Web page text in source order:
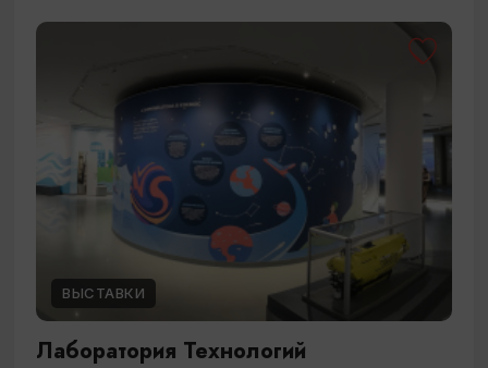
ВЫСТАВКИ
Лаборатория Технологий